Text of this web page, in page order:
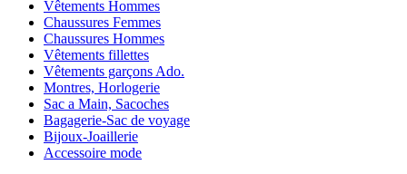
Vêtements Hommes
Chaussures Femmes
Chaussures Hommes
Vêtements fillettes
Vêtements garçons Ado.
Montres, Horlogerie
Sac a Main, Sacoches
Bagagerie-Sac de voyage
Bijoux-Joaillerie
Accessoire mode